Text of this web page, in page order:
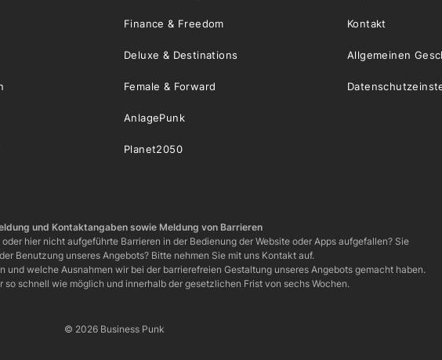
Finance & Freedom
Deluxe & Destinations
Female & Forward
AnlagePunk
Planet2050
Kontakt
Allgemeinen
und Kontaktangaben sowie Meldung von Barrieren
hier nicht aufgeführte Barrieren in der Bedienung der Website oder Apps aufgefallen? Sie
Benutzung unseres Angebots? Bitte nehmen Sie mit uns Kontakt auf.
und welche Ausnahmen wir bei der barrierefreien Gestaltung unseres Angebots gemacht haben.
so schnell wie möglich und innerhalb der gesetzlichen Frist von sechs Wochen.
© 2026 Business Punk